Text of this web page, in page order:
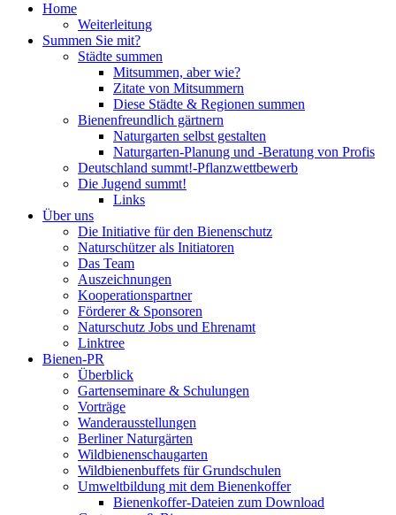
Home
Weiterleitung
Summen Sie mit?
Städte summen
Mitsummen, aber wie?
Zitate von Mitsummern
Diese Städte & Regionen summen
Bienenfreundlich gärtnern
Naturgarten selbst gestalten
Naturgarten-Planung und -Beratung von Profis
Deutschland summt!-Pflanzwettbewerb
Die Jugend summt!
Links
Über uns
Die Initiative für den Bienenschutz
Naturschützer als Initiatoren
Das Team
Auszeichnungen
Kooperationspartner
Förderer & Sponsoren
Naturschutz Jobs und Ehrenamt
Linktree
Bienen-PR
Überblick
Gartenseminare & Schulungen
Vorträge
Wanderausstellungen
Berliner Naturgärten
Wildbienenschaugarten
Wildbienenbuffets für Grundschulen
Umweltbildung mit dem Bienenkoffer
Bienenkoffer-Dateien zum Download